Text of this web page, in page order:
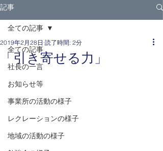
記事
全ての記事
社長の一言
お知らせ等
事業所の活動の様子
レクレーションの様子
地域の活動の様子
全ての記事
「引き寄せる力」
2019年2月28日 読了時間: 2分